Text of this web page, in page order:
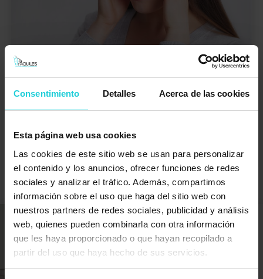
Consentimiento Detalles Acerca de las cookies
Esta página web usa cookies
Las cookies de este sitio web se usan para personalizar
el contenido y los anuncios, ofrecer funciones de redes
sociales y analizar el tráfico. Además, compartimos
información sobre el uso que haga del sitio web con
nuestros partners de redes sociales, publicidad y análisis
web, quienes pueden combinarla con otra información
que les haya proporcionado o que hayan recopilado a
partir del uso que haya hecho de sus servicios.
Dolor de cabeza por contractura,
¿cómo tratarlo?
¿Por qué causa una contractura dolor de cabeza? El dolor de
experiencia debilitante […]
Saber más +